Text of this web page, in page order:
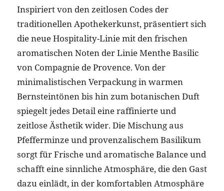
Inspiriert von den zeitlosen Codes der
traditionellen Apothekerkunst, präsentiert sich
die neue Hospitality-Linie mit den frischen
aromatischen Noten der Linie Menthe Basilic
von Compagnie de Provence. Von der
minimalistischen Verpackung in warmen
Bernsteintönen bis hin zum botanischen Duft
spiegelt jedes Detail eine raffinierte und
zeitlose Ästhetik wider. Die Mischung aus
Pfefferminze und provenzalischem Basilikum
sorgt für Frische und aromatische Balance und
schafft eine sinnliche Atmosphäre, die den Gast
dazu einlädt, in der komfortablen Atmosphäre